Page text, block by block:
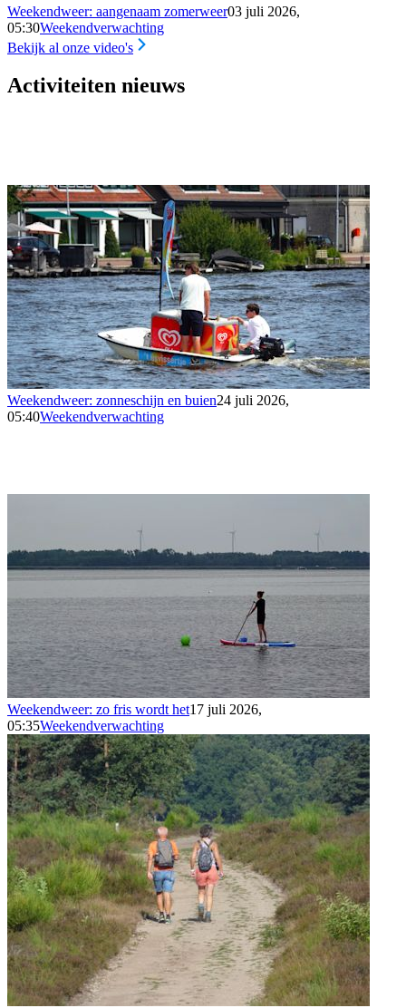
Weekendweer: aangenaam zomerweer03 juli 2026,
05:30Weekendverwachting
Bekijk al onze video's
Activiteiten nieuws
Weekendweer: zonneschijn en buien24 juli 2026,
05:40Weekendverwachting
Weekendweer: zo fris wordt het17 juli 2026,
05:35Weekendverwachting